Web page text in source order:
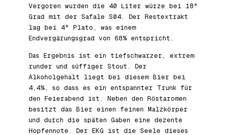
Vergoren wurden die 40 Liter würze bei 18°
Grad mit der Safale S04. Der Restextrakt
lag bei 4° Plato, was einem
Endvergärungsgrad von 68% entspricht.
Das Ergebnis ist ein tiefschwarzer, extrem
runder und süffiger Stout. Der
Alkoholgehalt liegt bei diesem Bier bei
4,4%, so dass es ein entspannter Trunk für
den Feierabend ist. Neben den Röstaromen
besitzt das Bier einen feinen Malzkörper
und durch die späten Gaben eine dezente
Hopfennote. Der EKG ist die Seele dieses